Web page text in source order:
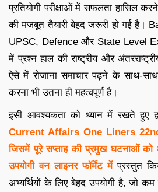
प्रतियोगी परीक्षाओं में सफलता हासिल
की मजबूत तैयारी बेहद जरूरी हो गई है।
UPSC, Defence और State Level
में प्रश्न हाल की राष्ट्रीय और
ऐसे में रोजाना समाचार पढ़ने के साथ-साथ
करना भी उतना ही महत्वपूर्ण है।
इसी आवश्यकता को ध्यान में रखते
Current Affairs One Liners
जिसमें पूरे सप्ताह की प्रमुख घटनाओं को
उपयोगी वन लाइनर फॉर्मेट मेंप्रस्तुत
अभ्यर्थियों के लिए बेहद उपयोगी है, जो